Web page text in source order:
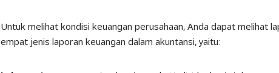
Untuk melihat kondisi keuangan perusahaan, Anda dapat melihat
empat jenis laporan keuangan dalam akuntansi, yaitu: